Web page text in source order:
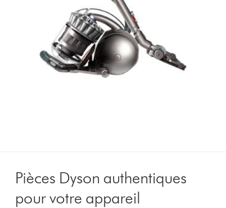
Pièces Dyson authentiques
pour votre appareil